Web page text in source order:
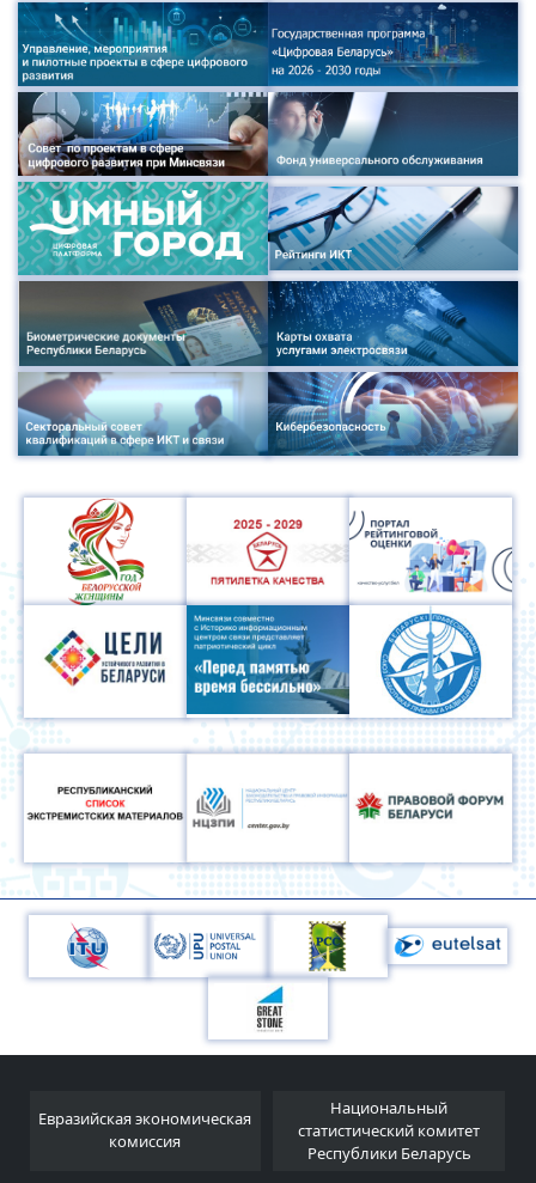
Евразийская экономическая
комиссия
Национальный
статистический комитет
Республики Беларусь